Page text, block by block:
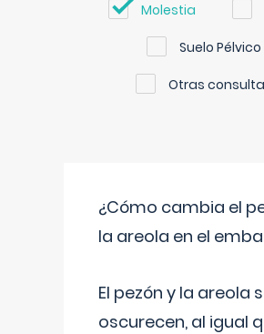
Molestia
Suelo Pélvico
Otras
¿Cómo cambia el
la areola en el
El pezón y la areola
oscurecen, al igual